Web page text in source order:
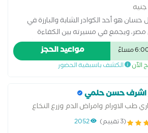
جنيه
هو أحد الكوادر الشابة والبارزة في
مصر، ويجمع في مسيرته بين الكفاءة
الأكاديمية القوية، مما يجعله متميزاً في
والترميمية المعقدة. إليك نبذة مطولة
ومؤهلاته: المؤهلات العلمية
وهو تخصص دقيق يركز على الاستئصال
على الأنسجة السليمة. مدرس جراحة
عين شمس: يشغل منصباً أكاديمياً يتيح
الحديثة وتدريب أطباء الجراحة في مستشفى
مواعيد الحجز
الآن الكشف باسبقية الحضور
اشرف حسن حلمي
طب الاورام وامراض الدم وزرع النخاع
(3 تقييم) 2052